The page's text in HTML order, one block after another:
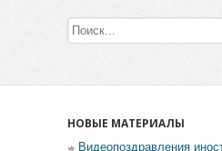
НОВЫЕ МАТЕРИАЛЫ
Видеопоздравления